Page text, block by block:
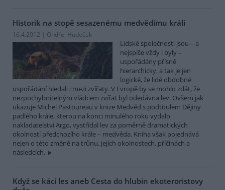
Historik na stopě sesazenému medvědímu králi
16.4.2012 | Ondřej Hudeček
Lidské společnosti jsou – a
nejspíše vždy i byly –
uspořádány přísně
hierarchicky, a tak je jen
logické, že lidé obdobné
uspořádání hledali i mezi zvířaty. V Evropě by se mohlo zdát, že
nezpochybnitelným vládcem zvířat byl odedávna lev. Ovšem jak
ukazuje Michel Pastoureau v knize Medvěd s podtitulem Dějiny
padlého krále, kterou na konci minulého roku vydalo
nakladatelství Argo, vystřídal lev za poměrně dramatických
okolností předchozího krále – medvěda. Kniha však pojednává
nejen o této změně na trůnu, jejích okolnostech, příčinách a
následcích.
Když se kácí les aneb Cesta do hlubin ekoteroristovy